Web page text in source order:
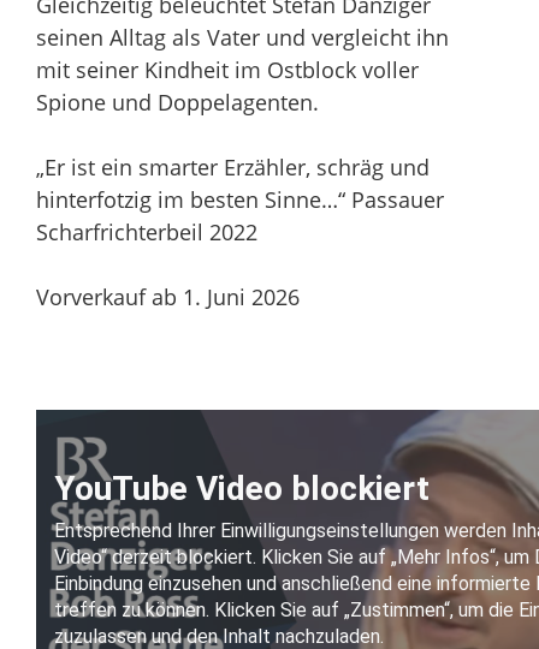
seinen Alltag als Vater und vergleicht ihn
mit seiner Kindheit im Ostblock voller
Spione und Doppelagenten.
„Er ist ein smarter Erzähler, schräg und
hinterfotzig im besten Sinne…“ Passauer
Scharfrichterbeil 2022
Vorverkauf ab 1. Juni 2026